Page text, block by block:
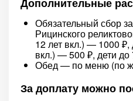
Обязательный сбор
Рицинского
12 лет вкл.) — 1000 ₽,
вкл.) — 500 ₽, дети до
Обед — по меню (по
За доплату можно